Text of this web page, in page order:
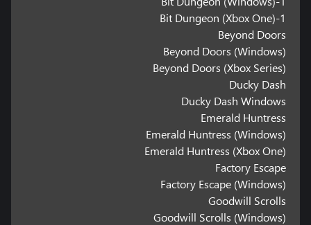
1-Bit Dungeon (Xbox One)
Beyond Doors
Beyond Doors (Windows)
Beyond Doors (Xbox Series)
Ducky Dash
Ducky Dash Windows
Emerald Huntress
Emerald Huntress (Windows)
Emerald Huntress (Xbox One)
Factory Escape
Factory Escape (Windows)
Goodwill Scrolls
Goodwill Scrolls (Windows)